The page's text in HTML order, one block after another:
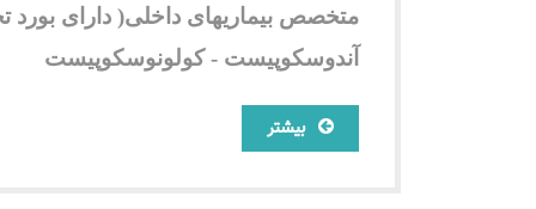
متخصص بیماریهای داخلی( دا ر ای
آندوسکوپیست - کولونوسکوپیست
بیشتر